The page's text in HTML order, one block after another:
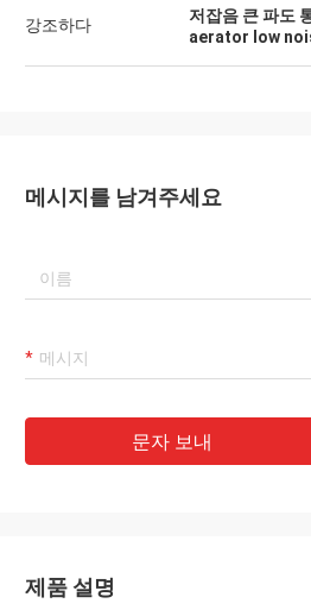
강조하다 저잡음 큰 파도
aerator low
메시지를 남겨주세요
문자 보내
제품 설명